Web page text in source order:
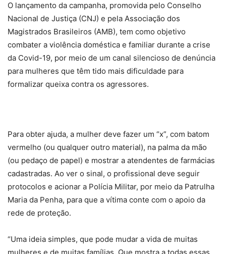
O lançamento da campanha, promovida pelo Conselho
Nacional de Justiça (CNJ) e pela Associação dos
Magistrados Brasileiros (AMB), tem como objetivo
combater a violência doméstica e familiar durante a crise
da Covid-19, por meio de um canal silencioso de denúncia
para mulheres que têm tido mais dificuldade para
formalizar queixa contra os agressores.
Para obter ajuda, a mulher deve fazer um “x”, com batom
vermelho (ou qualquer outro material), na palma da mão
(ou pedaço de papel) e mostrar a atendentes de farmácias
cadastradas. Ao ver o sinal, o profissional deve seguir
protocolos e acionar a Polícia Militar, por meio da Patrulha
Maria da Penha, para que a vítima conte com o apoio da
rede de proteção.
“Uma ideia simples, que pode mudar a vida de muitas